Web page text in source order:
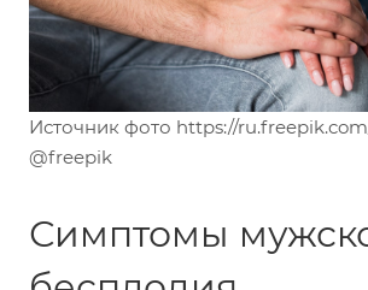
Источник фото https://
@freepik
Симптомы